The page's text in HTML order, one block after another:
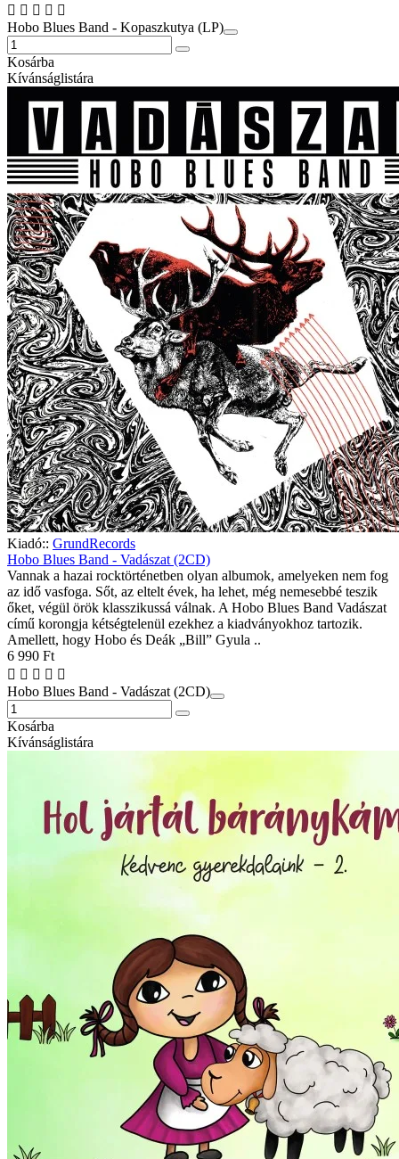
Hobo Blues Band - Kopaszkutya (LP)
Kosárba
Kívánságlistára
Kiadó:: GrundRecords
Hobo Blues Band - Vadászat (2CD)
Vannak a hazai rocktörténetben olyan albumok, amelyeken nem fog
az idő vasfoga. Sőt, az eltelt évek, ha lehet, még nemesebbé teszik
őket, végül örök klasszikussá válnak. A Hobo Blues Band Vadászat
című korongja kétségtelenül ezekhez a kiadványokhoz tartozik.
Amellett, hogy Hobo és Deák „Bill” Gyula ..
6 990 Ft
Hobo Blues Band - Vadászat (2CD)
Kosárba
Kívánságlistára